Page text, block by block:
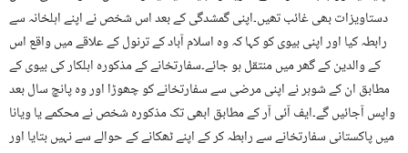
دستاویزات بھی غائب تھیں۔اپنی گمشدگی کے بعد اس شخص نے اپنے اہلخانہ سے
رابطہ کیا اور اپنی بیوی کو کہا کہ وہ اسلام آباد کے ترنول کے علاقے میں واقع اس
کے والدین کے گھر میں منتقل ہو جائے۔سفارتخانے کے مذکورہ اہلکار کی بیوی کے
مطابق ان کے شوہر نے اپنی مرضی سے سفارتخانے کو چھوڑا اور وہ پانچ سال بعد
واپس آجائیں گے۔ایف آئی آر کے مطابق ابھی تک مذکورہ شخص نے محکمے یا ویانا
میں پاکستانی سفارتخانے سے رابطہ کر کے اپنے ٹھکانے کے حوالے سے نہیں بتایا اور